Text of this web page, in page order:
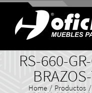
Skip
content
RS-660-
Home / Productos /